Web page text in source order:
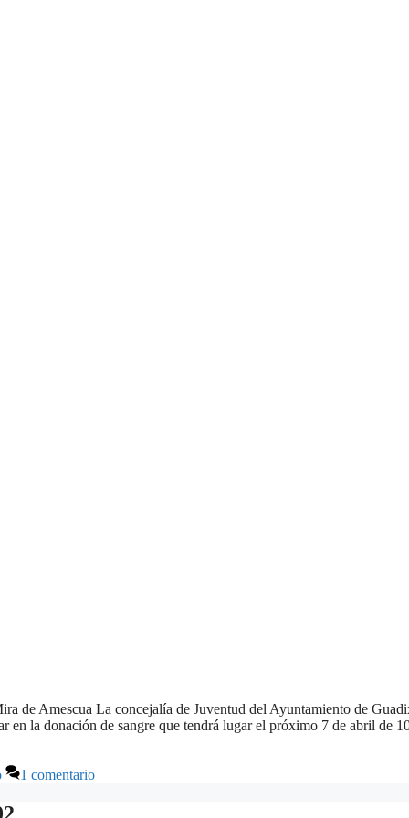
de Amescua La concejalía de Juventud del Ayuntamiento de
la donación de sangre que tendrá lugar el próximo 7 de abril de
1 comentario